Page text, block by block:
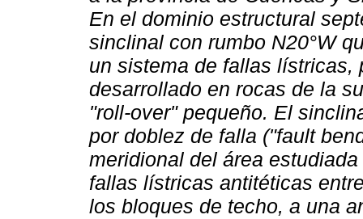
En el dominio estructural
sinclinal con rumbo N20°W
un sistema de fallas
desarrollado en rocas de la
"roll-over" pequeño. El
por doblez de falla ("fault
meridional del área
fallas lístricas antitéticas
los bloques de techo, a una